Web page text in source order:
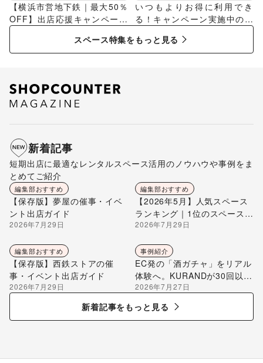
【横浜市営地下鉄｜最大50％
OFF】出店応援キャンペーン
特集
いつもよりお得に利用でき
る！キャンペーン実施中のス
スペース特集をもっと見る
新着記事
短期出店に最適なレンタルスペース活用のノウハウや事例をま
とめてご紹介
編集部おすすめ
【保存版】夢屋の催事・イベ
ント出店ガイド
2026年7月29日
編集部おすすめ
【2026年5月】人気スペース
ランキング｜1位のスペースを
編集部が解説
2026年7月29日
編集部おすすめ
【保存版】西鉄ストアの催
事・イベント出店ガイド
2026年7月29日
事例紹介
EC発の「酒ガチャ」をリアル
体験へ。KURANDが30回以上
のポップアップ出店で届け
る“新しいお酒との出会い”
2026年7月27日
新着記事をもっと見る